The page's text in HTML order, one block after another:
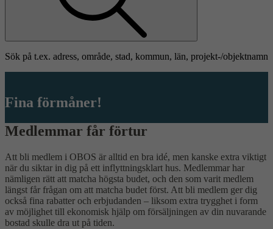
Sök på t.ex. adress, område, stad, kommun, län, projekt-/objektnamn
Fina förmåner!
Medlemmar får förtur
Att bli medlem i OBOS är alltid en bra idé, men kanske extra viktigt
när du siktar in dig på ett inflyttningsklart hus. Medlemmar har
nämligen rätt att matcha högsta budet, och den som varit medlem
längst får frågan om att matcha budet först. Att bli medlem ger dig
också fina rabatter och erbjudanden – liksom extra trygghet i form
av möjlighet till ekonomisk hjälp om försäljningen av din nuvarande
bostad skulle dra ut på tiden.